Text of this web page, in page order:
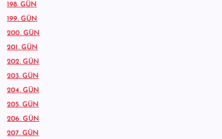
198. GÜN
199. GÜN
200. GÜN
201. GÜN
202. GÜN
203. GÜN
204. GÜN
205. GÜN
206. GÜN
207. GÜN